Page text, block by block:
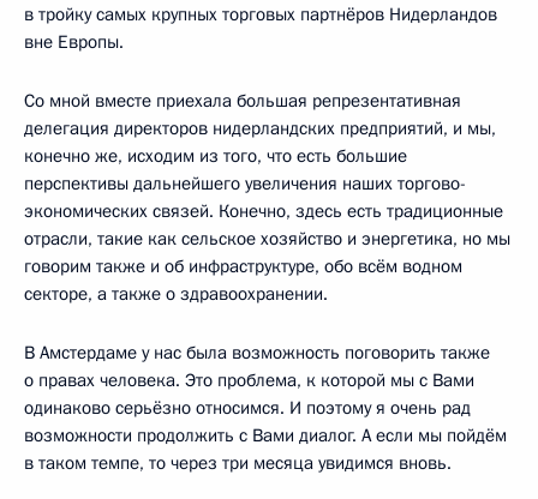
в тройку самых крупных торговых партнёров Нидерландов
вне Европы.
Со мной вместе приехала большая репрезентативная
делегация директоров нидерландских предприятий, и мы,
конечно же, исходим из того, что есть большие
перспективы дальнейшего увеличения наших торгово-
экономических связей. Конечно, здесь есть традиционные
отрасли, такие как сельское хозяйство и энергетика, но мы
говорим также и об инфраструктуре, обо всём водном
секторе, а также о здравоохранении.
В Амстердаме у нас была возможность поговорить также
о правах человека. Это проблема, к которой мы с Вами
одинаково серьёзно относимся. И поэтому я очень рад
возможности продолжить с Вами диалог. А если мы пойдём
в таком темпе, то через три месяца увидимся вновь.